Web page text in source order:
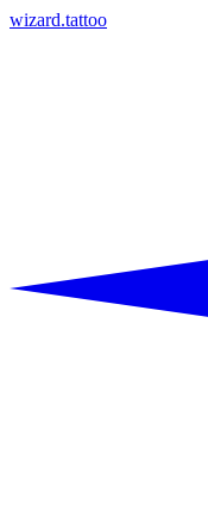
wizard.tattoo